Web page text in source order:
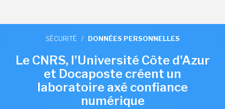
SÉCURITÉ / DONNÉES PERSONNELLES
Le CNRS, l'Université Côte d'Azur
et Docaposte créent un
laboratoire axé confiance
numérique